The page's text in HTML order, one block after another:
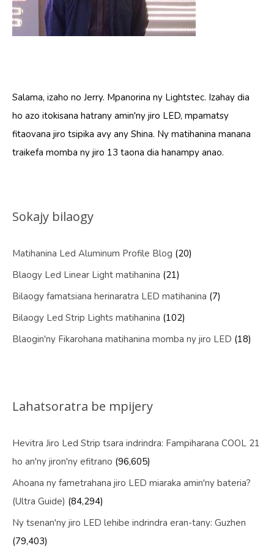
Salama, izaho no Jerry. Mpanorina ny Lightstec. Izahay dia
ho azo itokisana hatrany amin'ny jiro LED, mpamatsy
fitaovana jiro tsipika avy any Shina. Ny matihanina manana
traikefa momba ny jiro 13 taona dia hanampy anao.
Sokajy bilaogy
Matihanina Led Aluminum Profile Blog (20)
Blaogy Led Linear Light matihanina (21)
Bilaogy famatsiana herinaratra LED matihanina (7)
Bilaogy Led Strip Lights matihanina (102)
Blaogin'ny Fikarohana matihanina momba ny jiro LED (18)
Lahatsoratra be mpijery
Hevitra Jiro Led Strip tsara indrindra: Fampiharana COOL 21
ho an'ny jiron'ny efitrano (96,605)
Ahoana ny fametrahana jiro LED miaraka amin'ny bateria?
(Ultra Guide) (84,294)
Ny tsenan'ny jiro LED lehibe indrindra eran-tany: Guzhen
(79,403)